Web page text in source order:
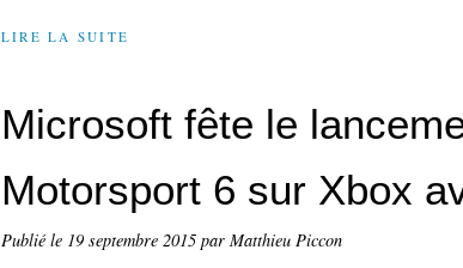
LIRE LA SUITE
Microsoft fête le
Motorsport 6 sur Xbox
Publié le 19 septembre 2015 par Matthieu Piccon